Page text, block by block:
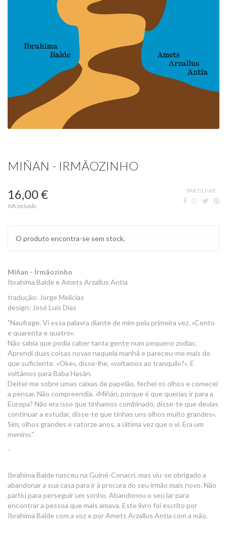
MIÑAN - IRMÃOZINHO
16,00 €
IVA incluído.
PARTILHAR
O produto encontra-se sem stock.
Miñan - Irmãozinho
Ibrahima Balde e Amets Arzallus Antia
tradução: Jorge Melícias
design: José Luís Dias
"Naufrage. Vi essa palavra diante de mim pela primeira vez. «Cento
e quarenta e quatro».
Não sabia que podia caber tanta gente num pequeno zodiac.
Aprendi duas coisas novas naquela manhã e pareceu-me mais do
que suficiente. «Oke», disse-lhe, «voltamos ao tranquilo?». E
voltámos para Baba Hasán.
Deitei-me sobre umas caixas de papelão, fechei os olhos e comecei
a pensar. Não compreendia. «Miñán, porque é que querias ir para a
Europa? Não era isso que tínhamos combinado, disse-te que devias
continuar a estudar, disse-te que tinhas uns olhos muito grandes».
Sim, olhos grandes e catorze anos, a última vez que o vi. Era um
menino."
-
Ibrahima Balde nasceu na Guiné-Conacri, mas viu-se obrigado a
abandonar a sua casa para ir à procura do seu irmão mais novo. Não
partiu para perseguir um sonho. Abandonou o seu lar para
encontrar a pessoa que mais amava. Este livro foi escrito por
Ibrahima Balde com a voz e por Amets Arzallus Antia com a mão.